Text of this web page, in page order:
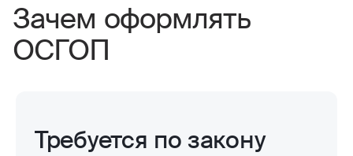
Зачем оформлять
ОСГОП
Требуется по закону